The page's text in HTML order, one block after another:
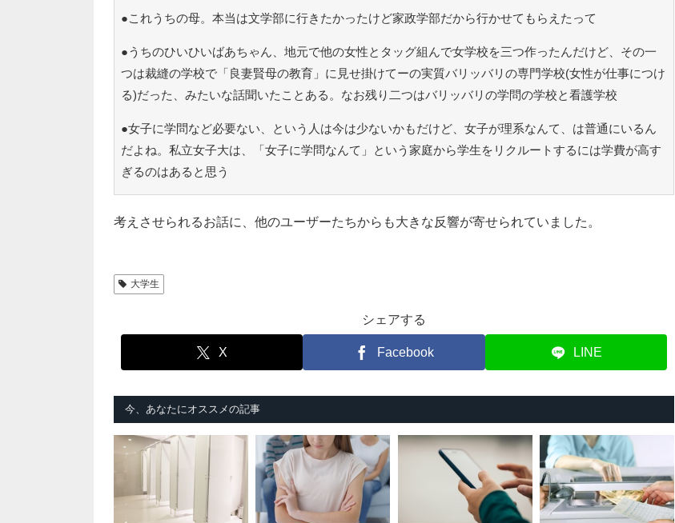
●これうちの母。本当は文学部に行きたかったけど家政学部だから行かせてもらえたって
●うちのひいひいばあちゃん、地元で他の女性とタッグ組んで女学校を三つ作ったんだけど、その一
つは裁縫の学校で「良妻賢母の教育」に見せ掛けてーの実質バリッバリの専門学校(女性が仕事につけ
る)だった、みたいな話聞いたことある。なお残り二つはバリッバリの学問の学校と看護学校
●女子に学問など必要ない、という人は今は少ないかもだけど、女子が理系なんて、は普通にいるん
だよね。私立女子大は、「女子に学問なんて」という家庭から学生をリクルートするには学費が高す
ぎるのはあると思う
考えさせられるお話に、他のユーザーたちからも大きな反響が寄せられていました。
大学生
シェアする
X Facebook LINE
今、あなたにオススメの記事